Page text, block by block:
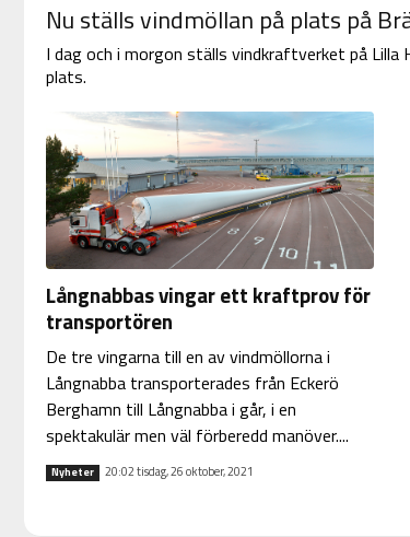
Nu ställs vindmöllan på plats på
I dag och i morgon ställs vindkraftverket på Lilla
plats.
Långnabbas vingar ett kraftprov för
transportören
De tre vingarna till en av vindmöllorna i
Långnabba transporterades från Eckerö
Berghamn till Långnabba i går, i en
spektakulär men väl förberedd manöver....
Nyheter 20:02 tisdag, 26 oktober, 2021